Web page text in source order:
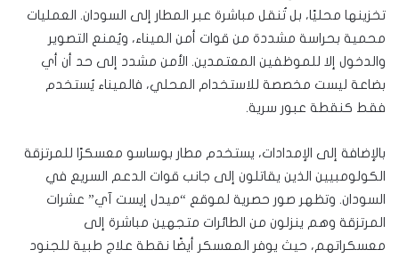
تخزينها محليًا، بل تُنقل مباشرة عبر المطار إلى السودان. العمليات
محمية بحراسة مشددة من قوات أمن الميناء، ويُمنع التصوير
والدخول إلا للموظفين المعتمدين. الأمن مشدد إلى حد أن أي
بضاعة ليست مخصصة للاستخدام المحلي، فالميناء يُستخدم
فقط كنقطة عبور سرية.
بالإضافة إلى الإمدادات، يستخدم مطار بوساسو معسكرًا للمرتزقة
الكولومبيين الذين يقاتلون إلى جانب قوات الدعم السريع في
السودان. وتظهر صور حصرية لموقع “ميدل إيست آي” عشرات
المرتزقة وهم ينزلون من الطائرات متجهين مباشرة إلى
معسكراتهم، حيث يوفر المعسكر أيضًا نقطة علاج طبية للجنود